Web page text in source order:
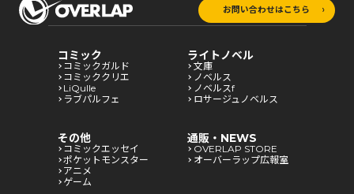
お問い合わせはこちら
コミック
コミックガルド
コミッククリエ
LiQulle
ラブパルフェ
ライトノベル
文庫
ノベルス
ノベルスf
ロサージュノベルス
その他
コミックエッセイ
ポケットモンスター
アニメ
ゲーム
通販・NEWS
OVERLAP STORE
オーバーラップ広報室